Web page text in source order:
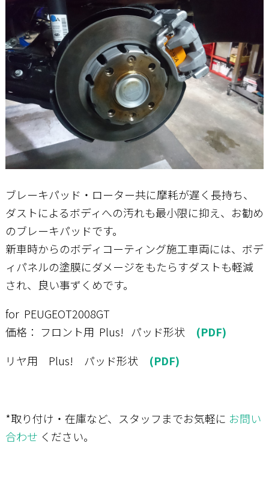
ブレーキパッド・ローター共に摩耗が遅く長持ち、
ダストによるボディへの汚れも最小限に抑え、お勧め
のブレーキパッドです。
新車時からのボディコーティング施工車両には、ボデ
ィパネルの塗膜にダメージをもたらすダストも軽減
され、良い事ずくめです。
for PEUGEOT2008GT
価格： フロント用 Plus! パッド形状
(PDF)
リヤ用 Plus! パッド形状
(PDF)
*取り付け・在庫など、スタッフまでお気軽に お問い
合わせ ください。